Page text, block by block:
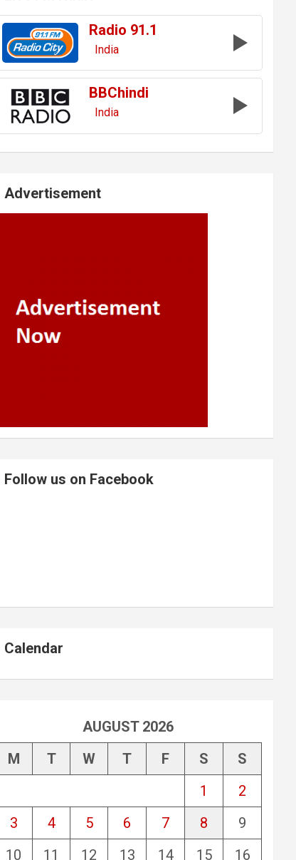
Radio 91.1
India
BBChindi
India
Advertisement
Follow us on Facebook
Calendar
AUGUST 2026
M
T W T F S
S
1
2
3
4 5 6 7 8
9
10
11 12 13 14 15
16